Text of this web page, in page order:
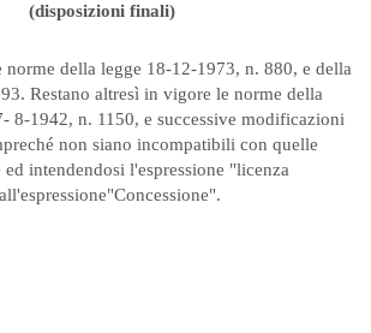
(disposizioni finali)
norme della legge 18-12-1973, n. 880, e della
Restano altresì in vigore le norme della
8-1942, n. 1150, e successive modificazioni
non siano incompatibili con quelle
ed intendendosi l'espressione "licenza